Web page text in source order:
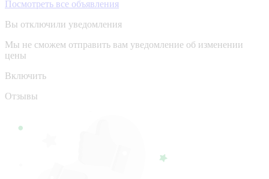
Посмотреть все объявления
Вы отключили уведомления
Мы не сможем отправить вам уведомление об изменении
цены
Включить
Отзывы